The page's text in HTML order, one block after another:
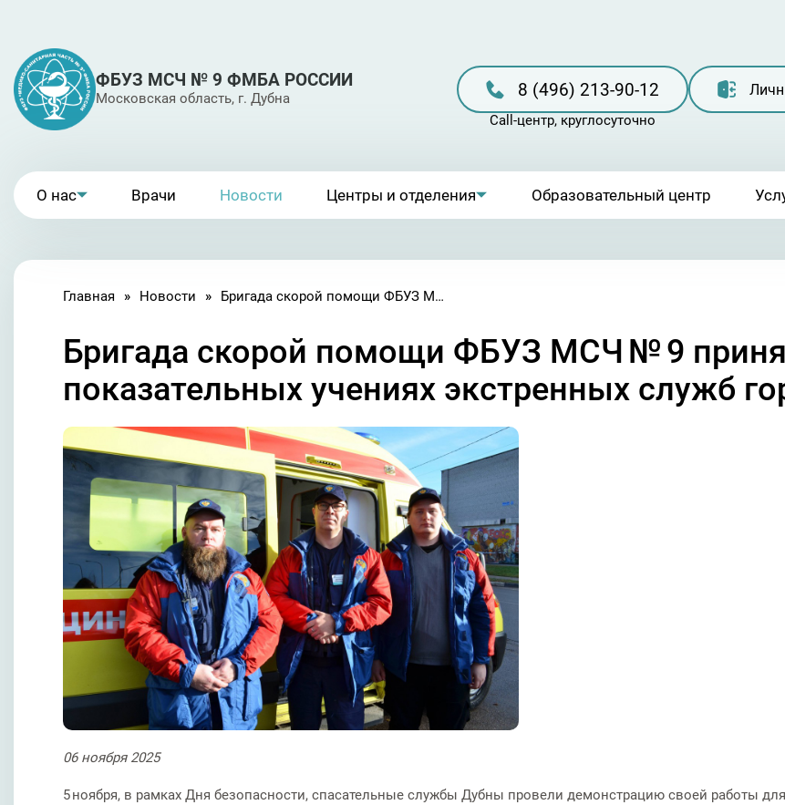
ФБУЗ МСЧ № 9 ФМБА РОССИИ
Московская область, г. Дубна 8 (496) 213-90-12
О нас Врачи Новости Центры и отделения Образовательный центр
Главная Новости Бригада скорой помощи ФБУЗ МСЧ № 9 приняла участие в показательных учениях экстренных служб города
Бригада скорой помощи ФБУЗ МСЧ № 9
показательных учениях экстренных служб
06 ноября2025
5 ноября, в рамках Дня безопасности, спасательные службы Дубны провели демонстрацию своей работы